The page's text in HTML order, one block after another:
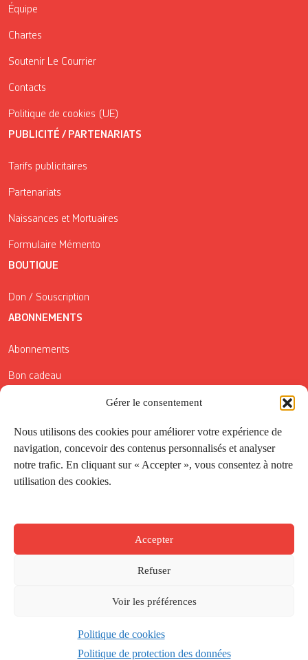
Gérer le consentement
Nous utilisons des cookies pour améliorer votre expérience de
navigation, concevoir des contenus personnalisés et analyser
notre trafic. En cliquant sur « Accepter », vous consentez à notre
utilisation des cookies.
Accepter
Refuser
Voir les préférences
Politique de cookies
Politique de protection des données
Équipe
Chartes
Soutenir Le Courrier
Contacts
Politique de cookies (UE)
PUBLICITÉ / PARTENARIATS
Tarifs publicitaires
Partenariats
Naissances et Mortuaires
Formulaire Mémento
BOUTIQUE
Don / Souscription
ABONNEMENTS
Abonnements
Bon cadeau
Conditions générales de vente
Réductions de la Carte Côté Courrier
Application